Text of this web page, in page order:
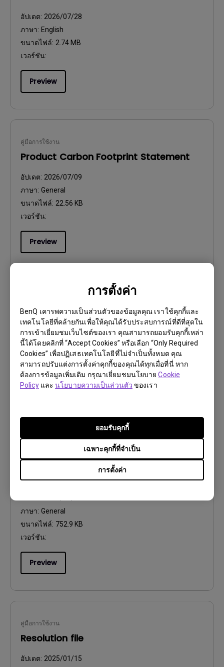
การตั้งค่า
BenQ เคารพความเป็นส่วนตัวของข้อมูลคุณ เราใช้คุกกี้และ
เทคโนโลยีที่คล้ายกันเพื่อให้คุณได้รับประสบการณ์ที่ดีที่สุดใน
การเข้าเยี่ยมชมเว็บไซต์ของเรา คุณสามารถยอมรับคุกกี้เหล่า
นี้ได้โดยคลิกที่ “Accept Cookies” หรือเลือก “Only Required
Cookies” เพื่อปฏิเสธเทคโนโลยีที่ไม่จำเป็นทั้งหมด คุณ
สามารถปรับแต่งการตั้งค่าคุกกี้ของคุณได้ทุกเมื่อที่นี่ หาก
ต้องการข้อมูลเพิ่มเติม กรุณาเยี่ยมชมนโยบายCookie
Policyและนโยบายความเป็นส่วนตัว ของเรา
การตั้งค่า
เฉพาะคุกกี้ที่จำเป็น
ยอมรับคุกกี้
อัปเดต: 2026/07/28
ภาษา: English
ขนาดไฟล์: 2.74 MB
เวอร์ชัน:
Preview
คู่มือการใช้งาน
Product Carbon Footprint Statement
อัปเดต: 2026/07/09
ภาษา: General
ขนาดไฟล์: 22.56 KB
เวอร์ชัน:
Preview
Quick Start Guide
อัปเดต:2024/09/30
ภาษา:General
ขนาดไฟล์:2.46 MB
เวอร์ชัน:
คู่มือการใช้งาน
Regulatory Statements
ภาษา: General
ขนาดไฟล์: 752.9 KB
เวอร์ชัน:
Preview
คู่มือการใช้งาน
Resolution file
อัปเดต: 2025/01/15